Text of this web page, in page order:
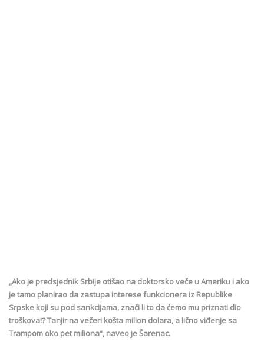
„Ako je predsjednik Srbije otišao na doktorsko veče u Ameriku i ako
je tamo planirao da zastupa interese funkcionera iz Republike
Srpske koji su pod sankcijama, znači li to da ćemo mu priznati dio
troškova!? Tanjir na večeri košta milion dolara, a lično viđenje sa
Trampom oko pet miliona“, naveo je Šarenac.